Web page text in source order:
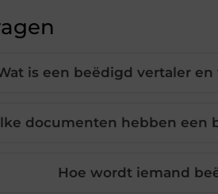
is een beëdigd vertaler
documenten hebben een
Hoe wordt iemand